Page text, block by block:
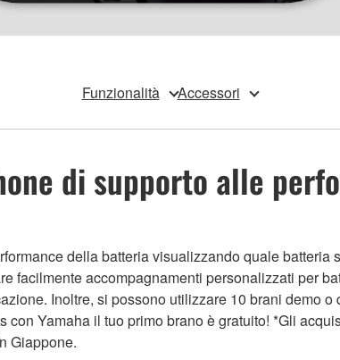
Funzionalità Accessori
di supporto alle
della batteria visualizzando quale
facilmente accompagnamenti personalizzati per
Inoltre, si possono utilizzare 10 brani demo
Yamaha il tuo primo brano è gratuito! *Gli
Giappone.